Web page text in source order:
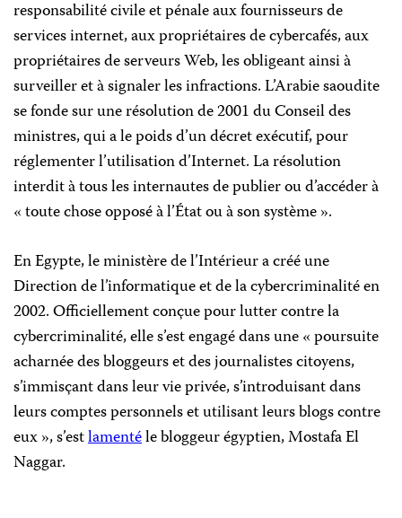
responsabilité civile et pénale aux fournisseurs de
services internet, aux propriétaires de cybercafés, aux
propriétaires de serveurs Web, les obligeant ainsi à
surveiller et à signaler les infractions. L’Arabie saoudite
se fonde sur une résolution de2001 du Conseil des
ministres, qui a le poids d’un décret exécutif, pour
réglementer l’utilisation d’Internet. La résolution
interdit à tous les internautes de publier ou d’accéder à
« toute chose opposé à l’État ou à son système ».
En Egypte, le ministère de l’Intérieur a créé une
Direction de l’informatique et de la cybercriminalitéen
2002. Officiellement conçue pour lutter contre la
cybercriminalité, elle s’est engagé dans une « poursuite
acharnée des bloggeurs et des journalistes citoyens,
s’immisçant dans leur vie privée, s’introduisant dans
leurs comptes personnels et utilisant leurs blogs contre
eux », s’estlamentéle bloggeur égyptien, Mostafa El
Naggar.